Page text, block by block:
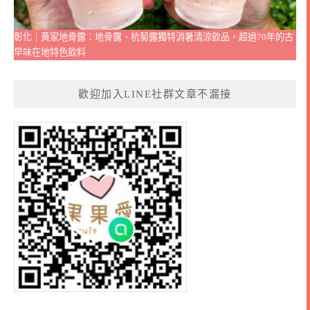
彰化｜黃家地骨露：地骨露、杭菊露獨特消暑清涼飲品，超過70年的古
早味在地特色飲料
歡迎加入LINE社群文章不漏接